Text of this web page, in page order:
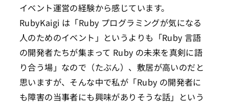
イベント運営の経験から感じています。
RubyKaigi は「Ruby プログラミングが気になる
人のためのイベント」というよりも「Ruby 言語
の開発者たちが集まって Ruby の未来を真剣に語
り合う場」なので（たぶん）、敷居が高いのだと
思いますが、そんな中で私が「Ruby の開発者に
も障害の当事者にも興味がありそうな話」という